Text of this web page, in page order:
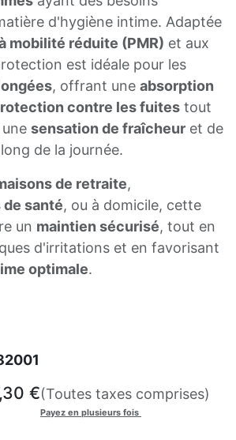
d'hygiène intime. Adaptée
mobilité réduite (PMR) et aux
est idéale pour les
, offrant une absorption
contre les fuites tout
sensation de fraîcheur et de
de la journée.
de retraite,
santé, ou à domicile, cette
un maintien sécurisé, tout en
d'irritations et en favorisant
optimale.
€(Toutes taxes comprises)
Payez en plusieurs fois